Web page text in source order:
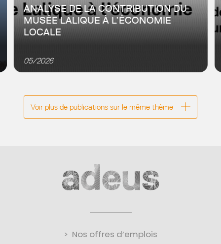
ANALYSE DE LA CONTRIBUTION DU
MUSÉE LALIQUE À L’ÉCONOMIE
LOCALE
d’urbanisme du Grand Est (7Est), l’Adeus a mené une
05/2026
Voir plus de publications sur le même thème
Nos offres d’emplois